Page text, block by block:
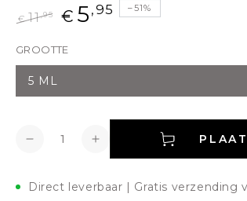
prijs
€ 11,95 € 5 ,95 –51%
GROOTTE
5 ML
Aantal
Verlagen Verhogen
Direct leverbaar | Gratis verzending